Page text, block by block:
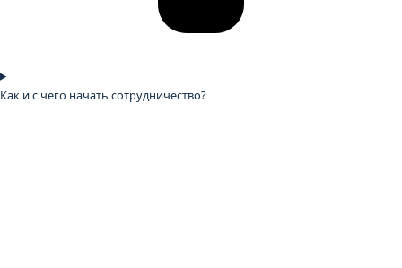
Как и с чего начать сотрудничество?